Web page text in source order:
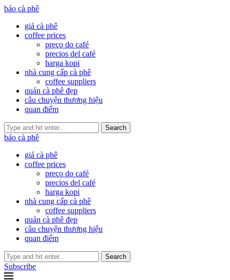
báo cà phê
giá cà phê
coffee prices
preço do café
precios del café
harga kopi
nhà cung cấp cà phê
coffee suppliers
quán cà phê đẹp
câu chuyện thương hiệu
quan điểm
Search
báo cà phê
giá cà phê
coffee prices
preço do café
precios del café
harga kopi
nhà cung cấp cà phê
coffee suppliers
quán cà phê đẹp
câu chuyện thương hiệu
quan điểm
Search
Subscribe